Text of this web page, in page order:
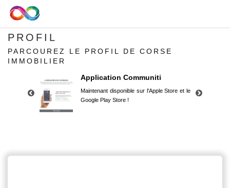
PROFIL
PARCOUREZ LE PROFIL DE CORSE
IMMOBILIER
Application Communiti
Maintenant disponible sur l'Apple Store et le
Google Play Store !